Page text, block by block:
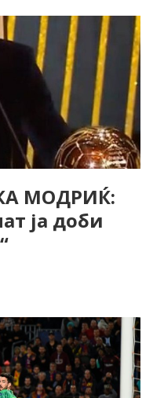
МОДРИЌ:
ја доби